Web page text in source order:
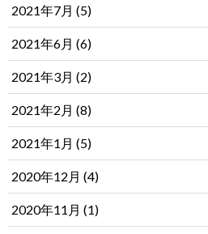
2021年7月 (5)
2021年6月 (6)
2021年3月 (2)
2021年2月 (8)
2021年1月 (5)
2020年12月 (4)
2020年11月 (1)